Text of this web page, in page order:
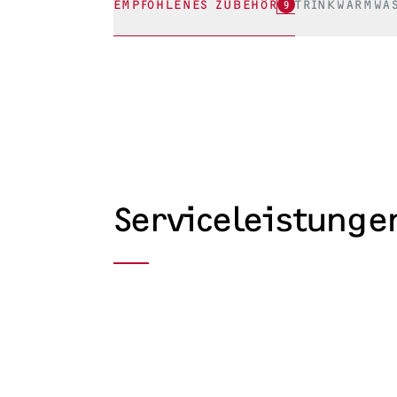
EMPFOHLENES ZUBEHÖR 9